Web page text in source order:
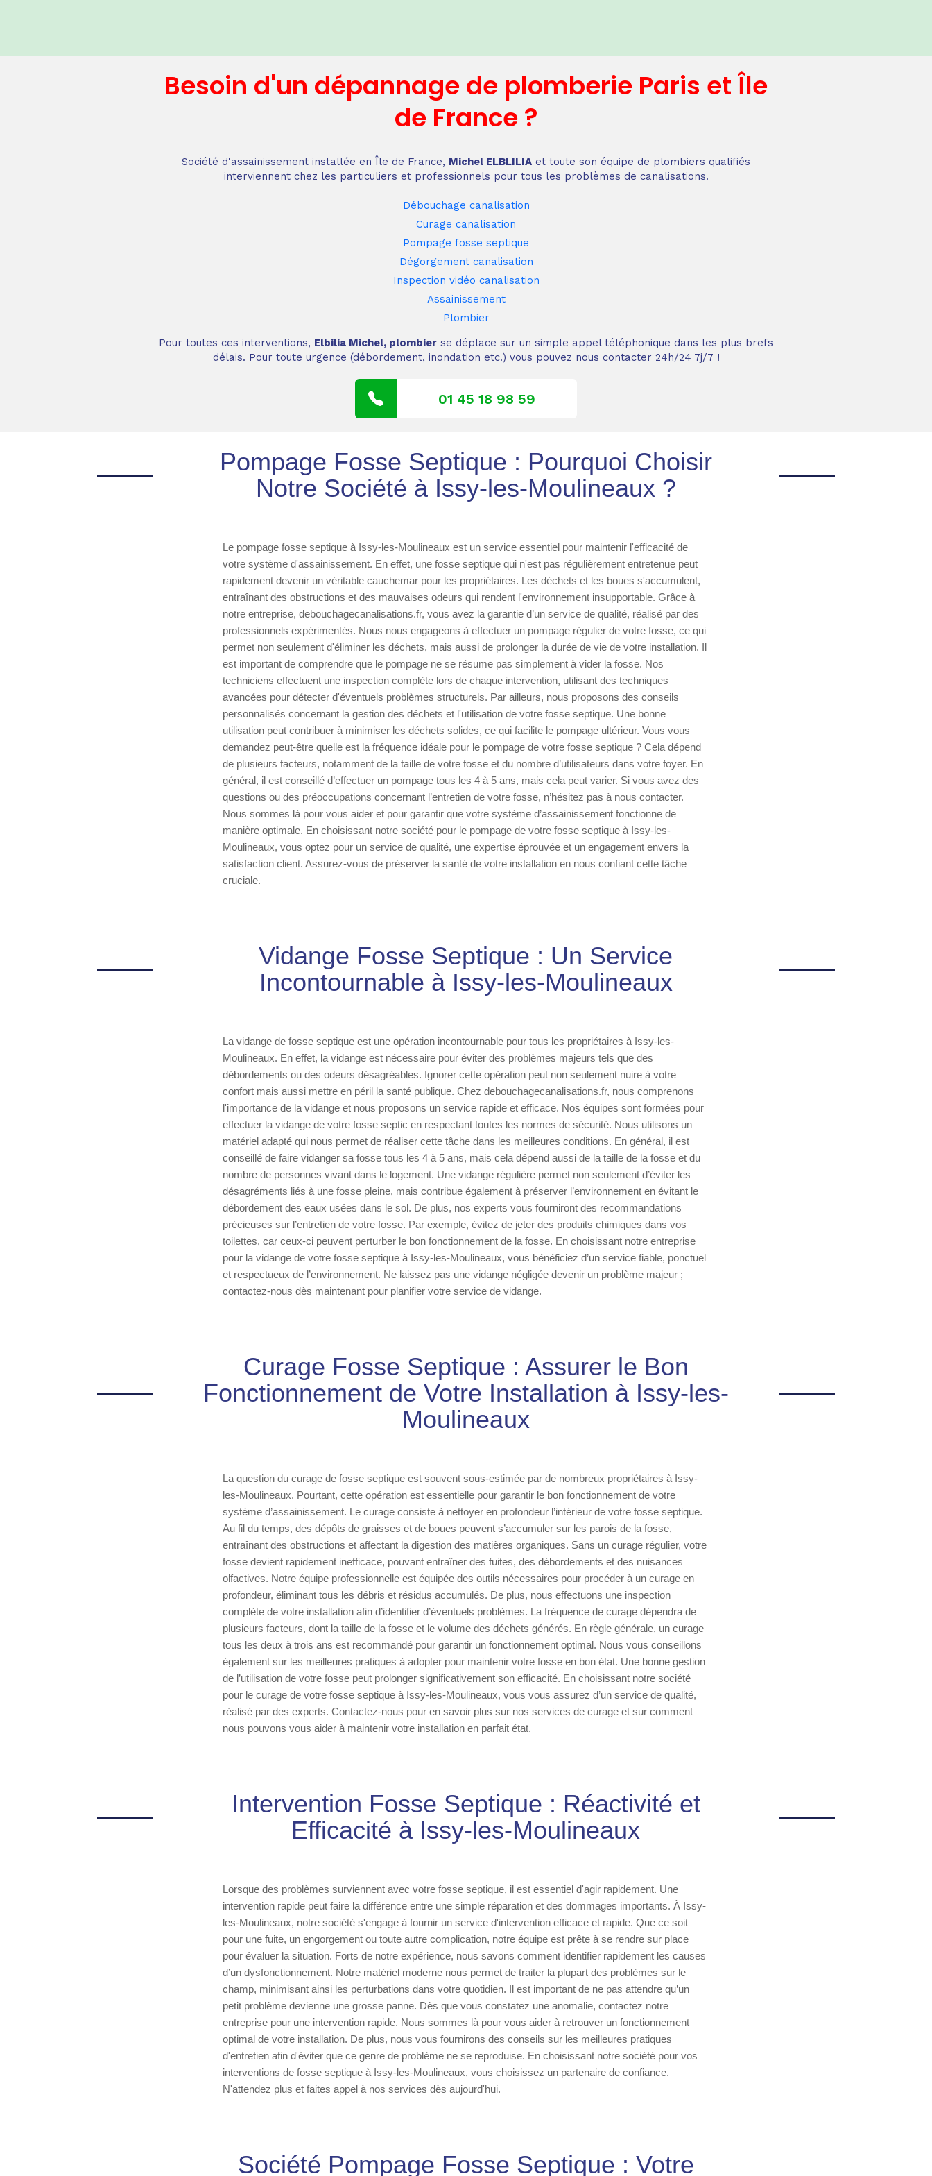
Besoin d'un dépannagede plomberie Paris et Île
de France?
Société d'assainissement installée en Île de France, Michel ELBLILIA et toute son équipe de plombiers qualifiés
interviennent chez les particuliers et professionnels pour tous les problèmes de canalisations.
Débouchage canalisation
Curage canalisation
Pompage fosse septique
Dégorgement canalisation
Inspection vidéo canalisation
Assainissement
Plombier
Pour toutes ces interventions, Elbilia Michel, plombier se déplace sur un simple appel téléphonique dans les plus brefs
délais. Pour toute urgence (débordement, inondation etc.) vous pouvez nous contacter 24h/24 7j/7 !
01 45 18 98 59
Pompage Fosse Septique : Pourquoi Choisir
Notre Société à Issy-les-Moulineaux ?
Le pompage fosse septique à Issy-les-Moulineaux est un service essentiel pour maintenir l'efficacité de
votre système d'assainissement. En effet, une fosse septique qui n'est pas régulièrement entretenue peut
rapidement devenir un véritable cauchemar pour les propriétaires. Les déchets et les boues s'accumulent,
entraînant des obstructions et des mauvaises odeurs qui rendent l'environnement insupportable. Grâce à
notre entreprise, debouchagecanalisations.fr, vous avez la garantie d’un service de qualité, réalisé par des
professionnels expérimentés. Nous nous engageons à effectuer un pompage régulier de votre fosse, ce qui
permet non seulement d'éliminer les déchets, mais aussi de prolonger la durée de vie de votre installation. Il
est important de comprendre que le pompage ne se résume pas simplement à vider la fosse. Nos
techniciens effectuent une inspection complète lors de chaque intervention, utilisant des techniques
avancées pour détecter d'éventuels problèmes structurels. Par ailleurs, nous proposons des conseils
personnalisés concernant la gestion des déchets et l'utilisation de votre fosse septique. Une bonne
utilisation peut contribuer à minimiser les déchets solides, ce qui facilite le pompage ultérieur. Vous vous
demandez peut-être quelle est la fréquence idéale pour le pompage de votre fosse septique ? Cela dépend
de plusieurs facteurs, notamment de la taille de votre fosse et du nombre d’utilisateurs dans votre foyer. En
général, il est conseillé d’effectuer un pompage tous les 4 à 5 ans, mais cela peut varier. Si vous avez des
questions ou des préoccupations concernant l’entretien de votre fosse, n’hésitez pas à nous contacter.
Nous sommes là pour vous aider et pour garantir que votre système d’assainissement fonctionne de
manière optimale. En choisissant notre société pour le pompage de votre fosse septique à Issy-les-
Moulineaux, vous optez pour un service de qualité, une expertise éprouvée et un engagement envers la
satisfaction client. Assurez-vous de préserver la santé de votre installation en nous confiant cette tâche
cruciale.
Vidange Fosse Septique : Un Service
Incontournable à Issy-les-Moulineaux
La vidange de fosse septique est une opération incontournable pour tous les propriétaires à Issy-les-
Moulineaux. En effet, la vidange est nécessaire pour éviter des problèmes majeurs tels que des
débordements ou des odeurs désagréables. Ignorer cette opération peut non seulement nuire à votre
confort mais aussi mettre en péril la santé publique. Chez debouchagecanalisations.fr, nous comprenons
l'importance de la vidange et nous proposons un service rapide et efficace. Nos équipes sont formées pour
effectuer la vidange de votre fosse septic en respectant toutes les normes de sécurité. Nous utilisons un
matériel adapté qui nous permet de réaliser cette tâche dans les meilleures conditions. En général, il est
conseillé de faire vidanger sa fosse tous les 4 à 5 ans, mais cela dépend aussi de la taille de la fosse et du
nombre de personnes vivant dans le logement. Une vidange régulière permet non seulement d’éviter les
désagréments liés à une fosse pleine, mais contribue également à préserver l’environnement en évitant le
débordement des eaux usées dans le sol. De plus, nos experts vous fourniront des recommandations
précieuses sur l’entretien de votre fosse. Par exemple, évitez de jeter des produits chimiques dans vos
toilettes, car ceux-ci peuvent perturber le bon fonctionnement de la fosse. En choisissant notre entreprise
pour la vidange de votre fosse septique à Issy-les-Moulineaux, vous bénéficiez d’un service fiable, ponctuel
et respectueux de l’environnement. Ne laissez pas une vidange négligée devenir un problème majeur ;
contactez-nous dès maintenant pour planifier votre service de vidange.
Curage Fosse Septique : Assurer le Bon
Fonctionnement de Votre Installation à Issy-les-
Moulineaux
La question du curage de fosse septique est souvent sous-estimée par de nombreux propriétaires à Issy-
les-Moulineaux. Pourtant, cette opération est essentielle pour garantir le bon fonctionnement de votre
système d’assainissement. Le curage consiste à nettoyer en profondeur l’intérieur de votre fosse septique.
Au fil du temps, des dépôts de graisses et de boues peuvent s’accumuler sur les parois de la fosse,
entraînant des obstructions et affectant la digestion des matières organiques. Sans un curage régulier, votre
fosse devient rapidement inefficace, pouvant entraîner des fuites, des débordements et des nuisances
olfactives. Notre équipe professionnelle est équipée des outils nécessaires pour procéder à un curage en
profondeur, éliminant tous les débris et résidus accumulés. De plus, nous effectuons une inspection
complète de votre installation afin d’identifier d’éventuels problèmes. La fréquence de curage dépendra de
plusieurs facteurs, dont la taille de la fosse et le volume des déchets générés. En règle générale, un curage
tous les deux à trois ans est recommandé pour garantir un fonctionnement optimal. Nous vous conseillons
également sur les meilleures pratiques à adopter pour maintenir votre fosse en bon état. Une bonne gestion
de l’utilisation de votre fosse peut prolonger significativement son efficacité. En choisissant notre société
pour le curage de votre fosse septique à Issy-les-Moulineaux, vous vous assurez d’un service de qualité,
réalisé par des experts. Contactez-nous pour en savoir plus sur nos services de curage et sur comment
nous pouvons vous aider à maintenir votre installation en parfait état.
Intervention Fosse Septique : Réactivité et
Efficacité à Issy-les-Moulineaux
Lorsque des problèmes surviennent avec votre fosse septique, il est essentiel d'agir rapidement. Une
intervention rapide peut faire la différence entre une simple réparation et des dommages importants. À Issy-
les-Moulineaux, notre société s'engage à fournir un service d'intervention efficace et rapide. Que ce soit
pour une fuite, un engorgement ou toute autre complication, notre équipe est prête à se rendre sur place
pour évaluer la situation. Forts de notre expérience, nous savons comment identifier rapidement les causes
d’un dysfonctionnement. Notre matériel moderne nous permet de traiter la plupart des problèmes sur le
champ, minimisant ainsi les perturbations dans votre quotidien. Il est important de ne pas attendre qu’un
petit problème devienne une grosse panne. Dès que vous constatez une anomalie, contactez notre
entreprise pour une intervention rapide. Nous sommes là pour vous aider à retrouver un fonctionnement
optimal de votre installation. De plus, nous vous fournirons des conseils sur les meilleures pratiques
d'entretien afin d'éviter que ce genre de problème ne se reproduise. En choisissant notre société pour vos
interventions de fosse septique à Issy-les-Moulineaux, vous choisissez un partenaire de confiance.
N'attendez plus et faites appel à nos services dès aujourd'hui.
Société Pompage Fosse Septique : Votre